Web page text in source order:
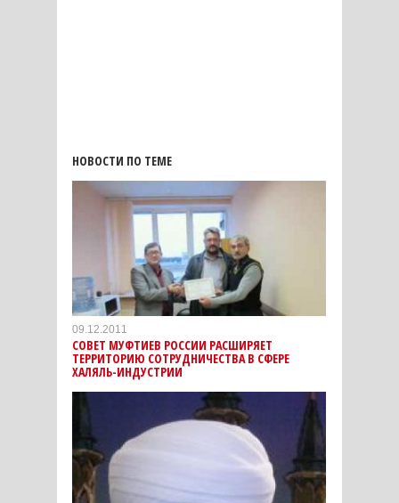
НОВОСТИ ПО ТЕМЕ
09.12.2011
СОВЕТ МУФТИЕВ РОССИИ РАСШИРЯЕТ
ТЕРРИТОРИЮ СОТРУДНИЧЕСТВА В СФЕРЕ
ХАЛЯЛЬ-ИНДУСТРИИ